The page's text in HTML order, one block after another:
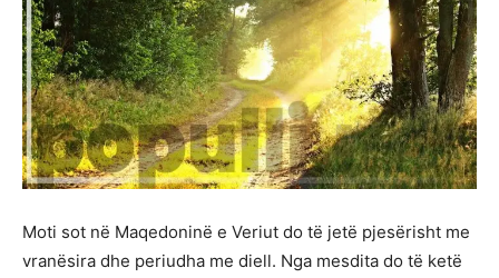
Moti sot në Maqedoninë e Veriut do të jetë pjesërisht me
vranësira dhe periudha me diell. Nga mesdita do të ketë